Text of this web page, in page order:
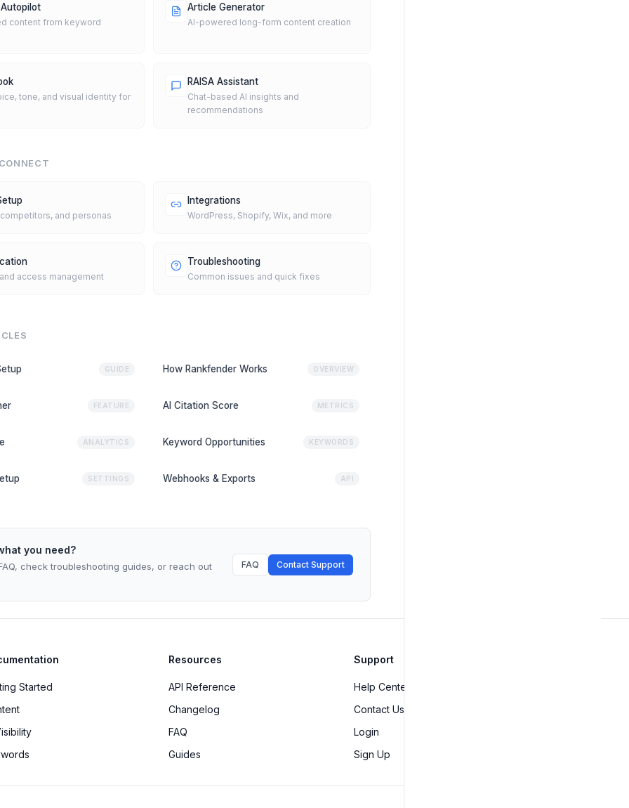
content from keyword
Article Generator
AI-powered long-form content creation
tone, and visual identity for
RAISA Assistant
Chat-based AI insights and
recommendations
and personas
Integrations
WordPress, Shopify, Wix, and more
access management
Troubleshooting
Common issues and quick fixes
GUIDE How Rankfender Works OVERVIEW
FEATURE AI Citation Score METRICS
ANALYTICS Keyword Opportunities KEYWORDS
SETTINGS Webhooks & Exports API
you need?
check troubleshooting guides, or reach out
FAQ Contact Support
Started
Resources
API Reference
Changelog
FAQ
Guides
Support
Help Center
Contact Us
Login
Sign Up